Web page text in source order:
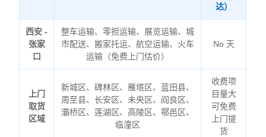
达）
西安 -
张家
口
整车运输、零担运输、展览运输、城
市配送、搬家托运、航空运输、火车
运输（免费上门估价）
No 天
上门
取货
区域
新城区、碑林区、雁塔区、蓝田县、
周至县、长安区、未央区、阎良区、
灞桥区、莲湖区、高陵区、鄠邑区、
临潼区
收费项
目量大
可免费
上门提
货